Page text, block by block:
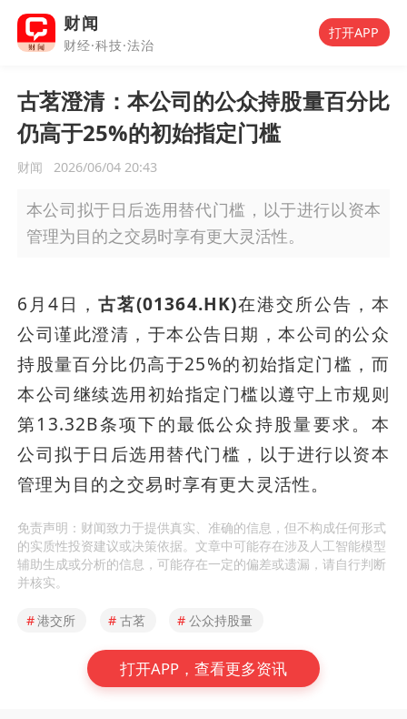
财闻
财经·科技·法治
打开APP
古茗澄清：本公司的公众持股量百分比
仍高于25%的初始指定门槛
财闻 2026/06/04 20:43
本公司拟于日后选用替代门槛，以于进行以资本
管理为目的之交易时享有更大灵活性。
6月4日， 古茗(01364.HK)在港交所公告，本
公司谨此澄清，于本公告日期，本公司的公众
持股量百分比仍高于25%的初始指定门槛，而
本公司继续选用初始指定门槛以遵守上市规则
第13.32B条项下的最低公众持股量要求。本
公司拟于日后选用替代门槛，以于进行以资本
管理为目的之交易时享有更大灵活性。
免责声明：财闻致力于提供真实、准确的信息，但不构成任何形式
的实质性投资建议或决策依据。文章中可能存在涉及人工智能模型
辅助生成或分析的信息，可能存在一定的偏差或遗漏，请自行判断
并核实。
#港交所 # 古茗 # 公众持股量
打开APP，查看更多资讯